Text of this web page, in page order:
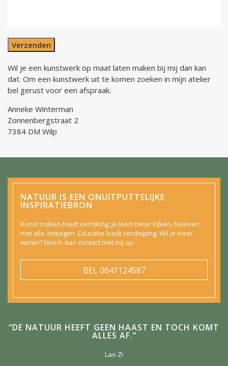
Verzenden
Wil je een kunstwerk op maat laten maken bij mij dan kan
dat. Om een kunstwerk uit te komen zoeken in mijn atelier
bel gerust voor een afspraak.
Anneke Winterman
Zonnenbergstraat 2
7384 DM Wilp
NATUUR IS EEN ONUITPUTTELIJKE
INSPIRATIEBRON
Kunst maken biedt verrijking, je leert beter kijken, beleven
met alle zintuigen. Educatie biedt verdieping. Wil je meer
weten? Neem dan contact met mij op.
BEL0641124587
“DE NATUUR HEEFT GEEN HAAST EN TOCH KOMT
ALLES AF.”
Lao Zi